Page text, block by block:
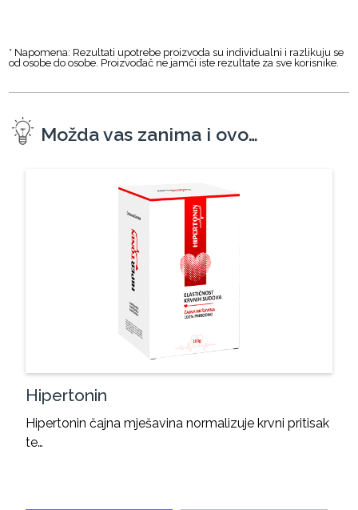
* Napomena: Rezultati upotrebe proizvoda su individualni i razlikuju se
od osobe do osobe. Proizvođač ne jamči iste rezultate za sve korisnike.
Možda vas zanima i ovo…
Hipertonin
Hipertonin čajna mješavina normalizuje krvni pritisak
te…